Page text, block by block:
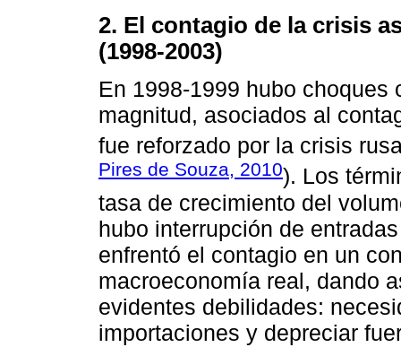
2. El contagio de la crisis
(1998-2003)
En 1998-1999 hubo
magnitud, asociados al
fue reforzado por la crisis
Pires de Souza, 2010). Los
tasa de crecimiento del
hubo interrupción de
enfrentó el contagio en un
macroeconomía real, dando
evidentes debilidades:
importaciones y depreciar